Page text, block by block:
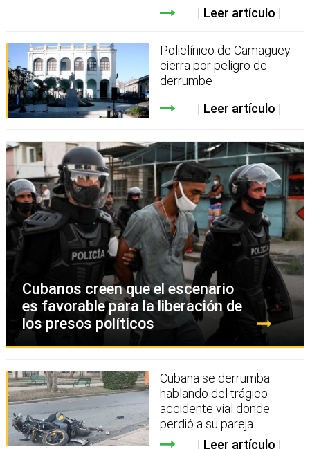
Leer artículo
Policlínico de Camagüey
cierra por peligro de
derrumbe
Leer artículo
Cubanos creen que el escenario
es favorable para la liberación de
los presos políticos
Cubana se derrumba
hablando del trágico
accidente vial donde
perdió a su pareja
Leer artículo